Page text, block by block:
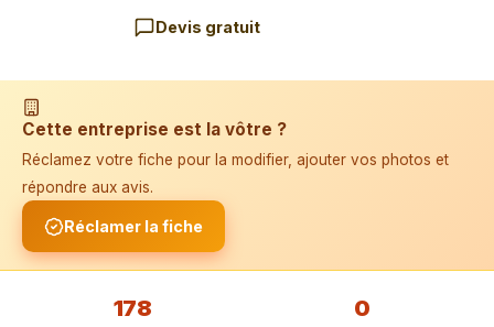
Devis gratuit
Cette entreprise est la vôtre ?
Réclamez votre fiche pour la modifier, ajouter vos photos et
répondre aux avis.
Réclamer la fiche
178 0